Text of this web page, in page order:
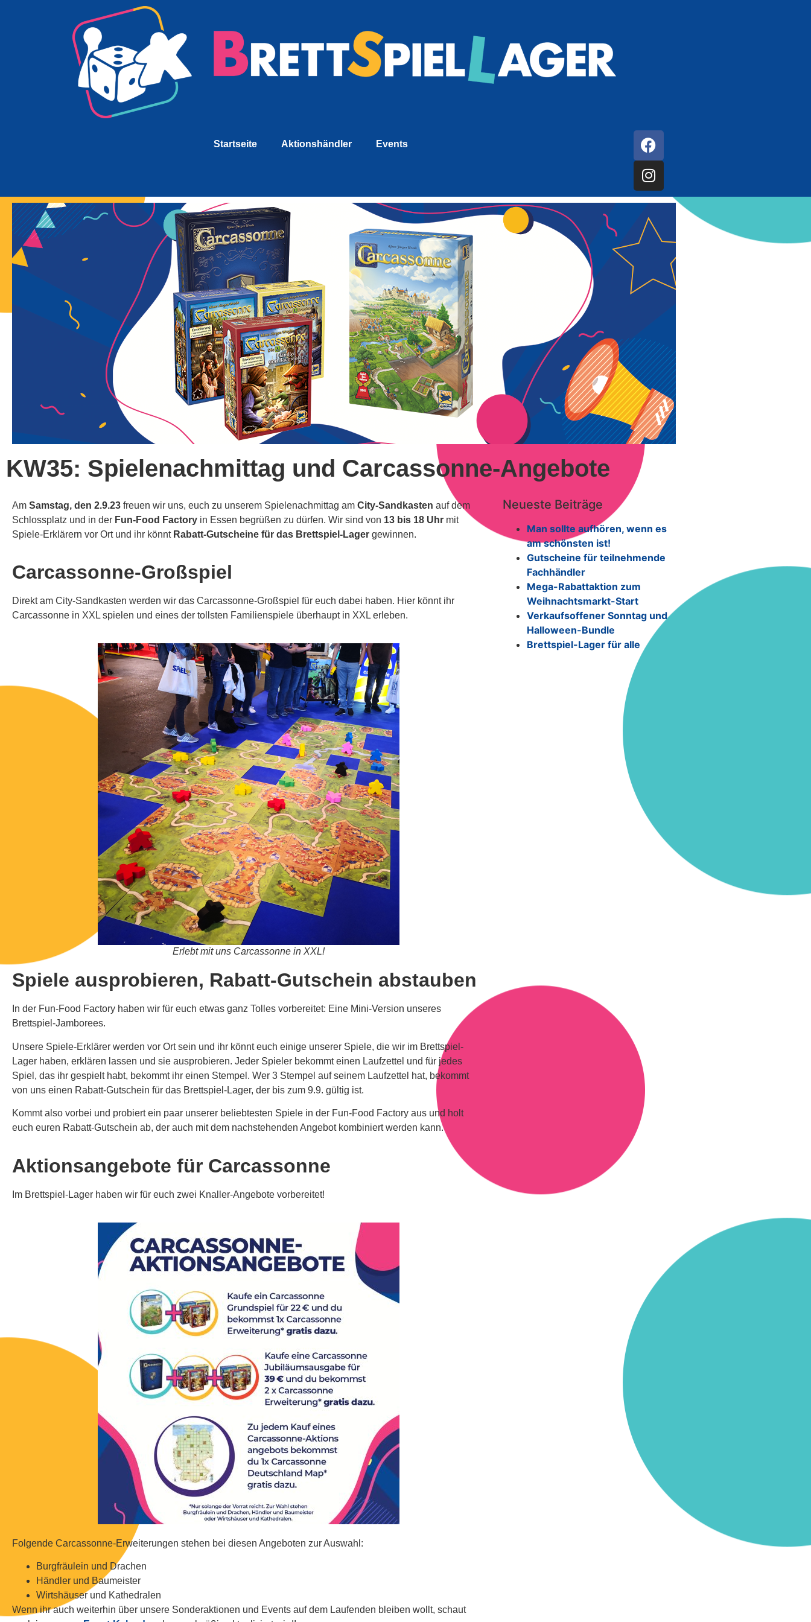
Startseite Aktionshändler Events
KW35: Spielenachmittag und Carcassonne-Angebote
Am Samstag, den 2.9.23 freuen wir uns, euch zu unserem Spielenachmittag am City-Sandkasten auf dem
Schlossplatz und in der Fun-Food Factory in Essen begrüßen zu dürfen. Wir sind von 13 bis 18 Uhr mit
Spiele-Erklärern vor Ort und ihr könnt Rabatt-Gutscheine für das Brettspiel-Lager gewinnen.
Carcassonne-Großspiel
Direkt am City-Sandkasten werden wir das Carcassonne-Großspiel für euch dabei haben. Hier könnt ihr
Carcassonne in XXL spielen und eines der tollsten Familienspiele überhaupt in XXL erleben.
Erlebt mit uns Carcassonne in XXL!
Spiele ausprobieren, Rabatt-Gutschein abstauben
In der Fun-Food Factory haben wir für euch etwas ganz Tolles vorbereitet: Eine Mini-Version unseres
Brettspiel-Jamborees.
Unsere Spiele-Erklärer werden vor Ort sein und ihr könnt euch einige unserer Spiele, die wir im Brettspiel-
Lager haben, erklären lassen und sie ausprobieren. Jeder Spieler bekommt einen Laufzettel und für jedes
Spiel, das ihr gespielt habt, bekommt ihr einen Stempel. Wer 3 Stempel auf seinem Laufzettel hat, bekommt
von uns einen Rabatt-Gutschein für das Brettspiel-Lager, der bis zum 9.9. gültig ist.
Kommt also vorbei und probiert ein paar unserer beliebtesten Spiele in der Fun-Food Factory aus und holt
euch euren Rabatt-Gutschein ab, der auch mit dem nachstehenden Angebot kombiniert werden kann.
Aktionsangebote für Carcassonne
Im Brettspiel-Lager haben wir für euch zwei Knaller-Angebote vorbereitet!
Folgende Carcassonne-Erweiterungen stehen bei diesen Angeboten zur Auswahl:
Burgfräulein und Drachen
Händler und Baumeister
Wirtshäuser und Kathedralen
Wenn ihr auch weiterhin über unsere Sonderaktionen und Events auf dem Laufenden bleiben wollt, schaut
Neueste Beiträge
Man sollte aufhören, wenn es
am schönsten ist!
Gutscheine für teilnehmende
Fachhändler
Mega-Rabattaktion zum
Weihnachtsmarkt-Start
Verkaufsoffener Sonntag und
Halloween-Bundle
Brettspiel-Lager für alle